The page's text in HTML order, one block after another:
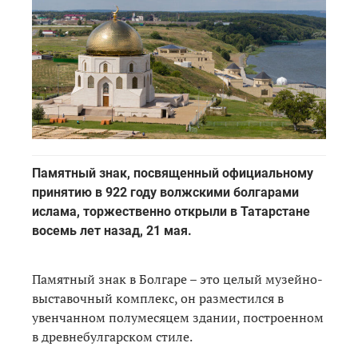
​​​​​​​Памятный знак, посвященный официальному
принятию в 922 году волжскими болгарами
ислама, торжественно открыли в Татарстане
восемь лет назад, 21 мая.
Памятный знак в Болгаре – это целый музейно-
выставочный комплекс, он разместился в
увенчанном полумесяцем здании, построенном
в древнебулгарском стиле.